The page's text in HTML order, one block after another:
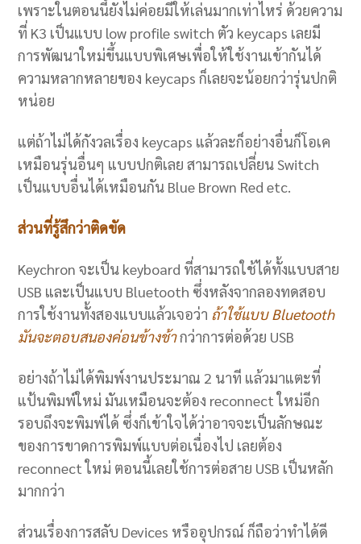
เพราะในตอนนี้ยังไม่ค่อยมีให้เล่นมากเท่าไหร่ ด้วยความ
ที่ K3 เป็นแบบ low profile switch ตัว keycaps เลยมี
การพัฒนาใหม่ขึ้นแบบพิเศษเพื่อให้ใช้งานเข้ากันได้
ความหลากหลายของ keycaps ก็เลยจะน้อยกว่ารุ่นปกติ
หน่อย
แต่ถ้าไม่ได้กังวลเรื่อง keycaps แล้วละก็อย่างอื่นก็โอเค
เหมือนรุ่นอื่นๆ แบบปกติเลย สามารถเปลี่ยน Switch
เป็นแบบอื่นได้เหมือนกัน Blue Brown Red etc.
ส่วนที่รู้สึกว่าติดขัด
Keychron จะเป็น keyboard ที่สามารถใช้ได้ทั้งแบบสาย
USB และเป็นแบบ Bluetooth ซึ่งหลังจากลองทดสอบ
การใช้งานทั้งสองแบบแล้วเจอว่า ถ้าใช้แบบ Bluetooth
มันจะตอบสนองค่อนข้างช้ากว่าการต่อด้วย USB
อย่างถ้าไม่ได้พิมพ์งานประมาณ 2 นาที แล้วมาแตะที่
แป้นพิมพ์ใหม่ มันเหมือนจะต้อง reconnect ใหม่อีก
รอบถึงจะพิมพ์ได้ ซึ่งก็เข้าใจได้ว่าอาจจะเป็นลักษณะ
ของการขาดการพิมพ์แบบต่อเนื่องไป เลยต้อง
reconnect ใหม่ ตอนนี้เลยใช้การต่อสาย USB เป็นหลัก
มากกว่า
ส่วนเรื่องการสลับ Devices หรืออุปกรณ์ ก็ถือว่าทำได้ดี